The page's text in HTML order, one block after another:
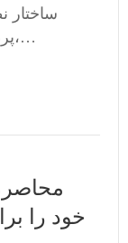
ساختار
پردازد و با اتکاء به کلان داده های تجربی،…
خود را